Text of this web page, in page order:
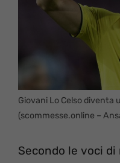
Giovani Lo Celso diventa
(scommesse.online –
Secondo le voci di